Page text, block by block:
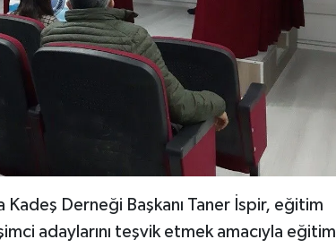
Derneği Başkanı Taner İspir, eğitim
adaylarını teşvik etmek amacıyla eğitim